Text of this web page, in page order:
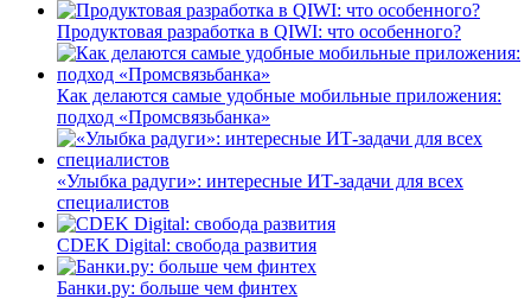
Продуктовая разработка в QIWI: что особенного?
Как делаются самые удобные мобильные приложения:
подход «Промсвязьбанка»
«Улыбка радуги»: интересные ИТ-задачи для всех
специалистов
CDEK Digital: свобода развития
Банки.ру: больше чем финтех